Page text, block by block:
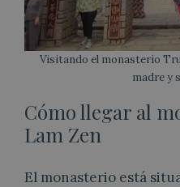
Visitando el monasterio
madre y
Cómo llegar al
Lam Zen
El monasterio está